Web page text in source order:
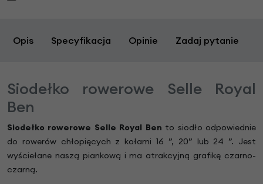
Opis Specyfikacja Opinie Zadaj pytanie
Siodełko rowerowe Selle Royal
Ben
Siodełko rowerowe Selle Royal Ben to siodło odpowiednie
do rowerów chłopięcych z kołami 16 ”, 20” lub 24 ”. Jest
wyściełane naszą piankową i ma atrakcyjną grafikę czarno-
czarną.